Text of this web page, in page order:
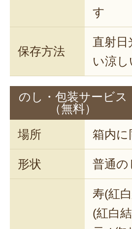
す
保存方法
直射日
い涼
のし・包装サービス
（無料）
場所 箱内に
形状 普通の
寿(紅
(紅白